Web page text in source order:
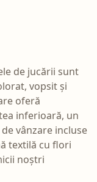
de jucării sunt
vopsit și
oferă
inferioară, un
vânzare incluse
textilă cu flori
noștri